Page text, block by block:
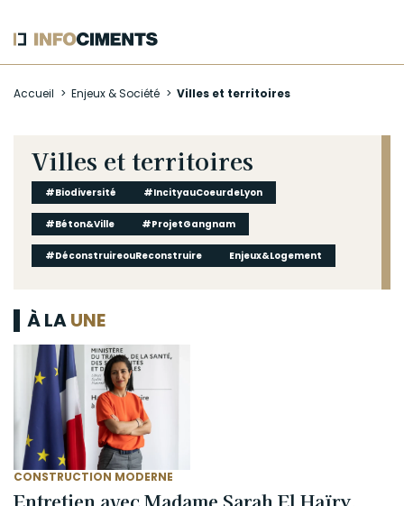
auAccueil Enjeux & Société Villes et territoires
Villes et territoires
#Biodiversité #IncityauCoeurdeLyon
#Béton&Ville #ProjetGangnam
#DéconstruireouReconstruire Enjeux&Logement
À LAUNE
CONSTRUCTION MODERNE
Entretien avec Madame Sarah El Haïry,